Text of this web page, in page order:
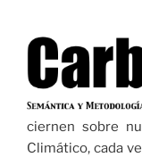
ciernen sobre
Climático, cada